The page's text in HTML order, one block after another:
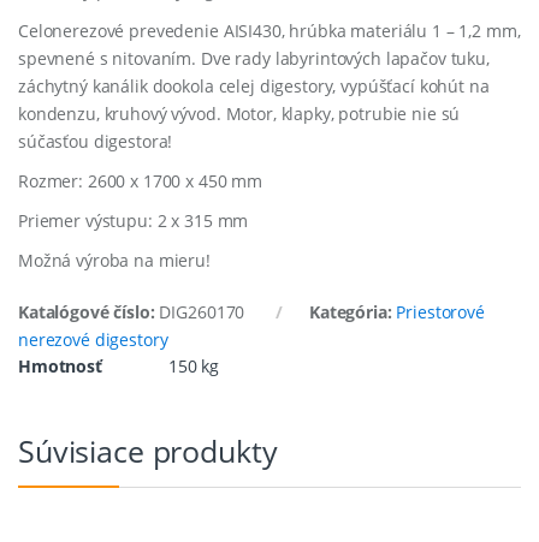
Celonerezové prevedenie AISI430, hrúbka materiálu 1 – 1,2 mm,
spevnené s nitovaním. Dve rady labyrintových lapačov tuku,
záchytný kanálik dookola celej digestory, vypúšťací kohút na
kondenzu, kruhový vývod. Motor, klapky, potrubie nie sú
súčasťou digestora!
Rozmer: 2600 x 1700 x 450 mm
Priemer výstupu: 2 x 315 mm
Možná výroba na mieru!
Katalógové číslo: DIG260170 Kategória: Priestorové
nerezové digestory
Hmotnosť
150 kg
Súvisiace produkty